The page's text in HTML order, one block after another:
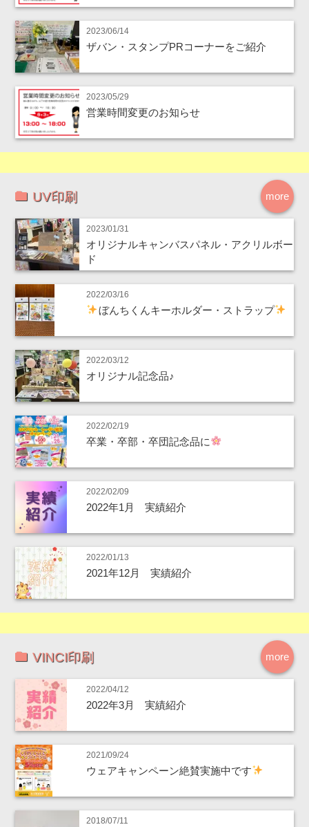
2023/06/14
ザバン・スタンプPRコーナーをご紹介
2023/05/29
営業時間変更のお知らせ
more
UV印刷
2023/01/31
オリジナルキャンバスパネル・アクリルボー
ド
2022/03/16
ぼんちくんキーホルダー・ストラップ
2022/03/12
オリジナル記念品♪
2022/02/19
卒業・卒部・卒団記念品に
2022/02/09
2022年1月 実績紹介
2022/01/13
2021年12月 実績紹介
more
VINCI印刷
2022/04/12
2022年3月 実績紹介
2021/09/24
ウェアキャンペーン絶賛実施中です
2018/07/11